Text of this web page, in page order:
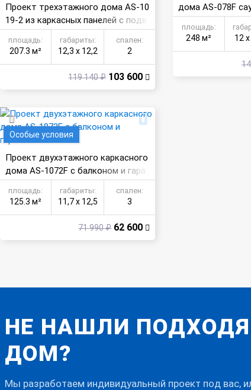
Проект трехэтажного дома AS-10
19-2 из каркасных панелей с подв
алом
площадь:
207.3 м²
габариты:
12,3 х 12,2
спален:
2
119 140 ₽ 103 600
дома AS-078F
площадь:
248 м² 12
Особые условия
Проект двухэтажного каркасного
дома AS-1072F с балконом и гара
жом
площадь:
125.3 м²
габариты:
11,7 х 12,5
спален:
3
71 990 ₽ 62 600
НЕ НАШЛИ
ДОМ?
Мы разработаем индивидуальный проект под вас,